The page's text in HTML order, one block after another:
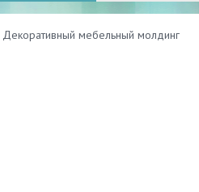
Декоративный мебельный молдинг